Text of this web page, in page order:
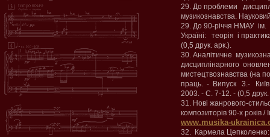
29. До проблеми
музикознавства.
29. До 90-річчя НМАУ ім.
Україні: теорія і
(0,5 друк. арк.).
30. Аналітичне
дисциплінарного
мистецтвознавства (на
праць. - Випуск 3.-
2003. - С. 7-12. - (0,5 друк.
31. Нові жанрового-
композиторів 90-х років
www.musika-
32. Кармела